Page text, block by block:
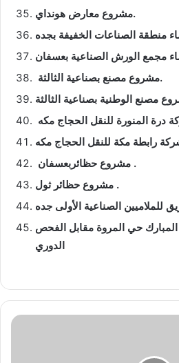
مشروع معارض هونداي.
مشروع مصنع بصناعية الثالثة.
مشروع حظائربعسفان .
مشروع حظائر ثول .
حي المروة مقابل الفحص
الدوري